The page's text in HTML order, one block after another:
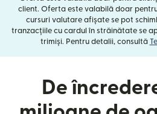
client. Oferta este valabilă doar
cursuri valutare afișate se pot
tranzacțiile cu cardul în străinătate se
trimiși. Pentru detalii, consultă
De